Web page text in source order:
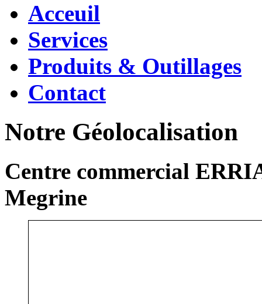
Acceuil
Services
Produits & Outillages
Contact
Notre Géolocalisation
Centre commercial
Megrine